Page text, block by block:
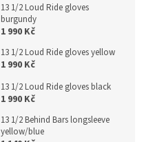
13 1/2 Loud Ride gloves
burgundy
1 990 Kč
13 1/2 Loud Ride gloves yellow
1 990 Kč
13 1/2 Loud Ride gloves black
1 990 Kč
13 1/2 Behind Bars longsleeve
yellow/blue